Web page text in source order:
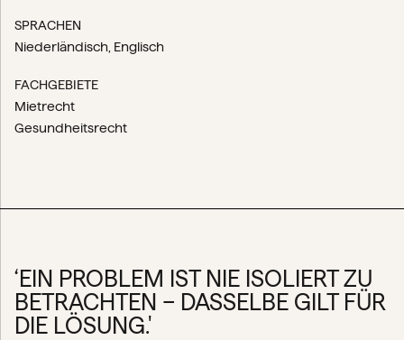
SPRACHEN
Niederländisch Englisch
FACHGEBIETE
Mietrecht
Gesundheitsrecht
‘EIN PROBLEM IST NIE ISOLIERT ZU
BETRACHTEN – DASSELBE GILT FÜR
DIE LÖSUNG.'